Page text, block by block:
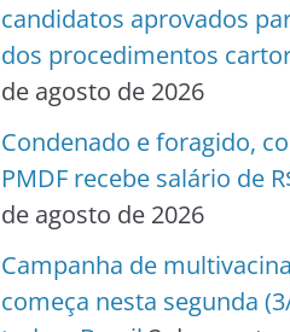
candidatos aprovados
dos procedimentos
de agosto de 2026
Condenado e foragido,
PMDF recebe salário de
de agosto de 2026
Campanha de
começa nesta segunda